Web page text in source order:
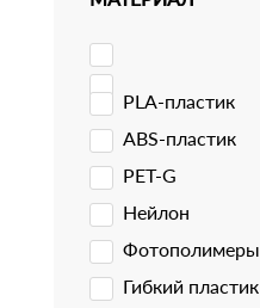
PLA-пластик
ABS-пластик
PET-G
Нейлон
Фотополимеры
Гибкий пластик